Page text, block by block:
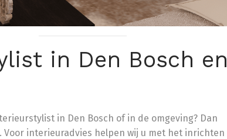
in Den Bosch en
in Den Bosch of in de omgeving? Dan
Voor interieuradvies helpen wij u met het inrichten